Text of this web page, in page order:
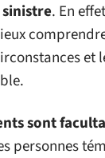
. En
et
sont
personnes